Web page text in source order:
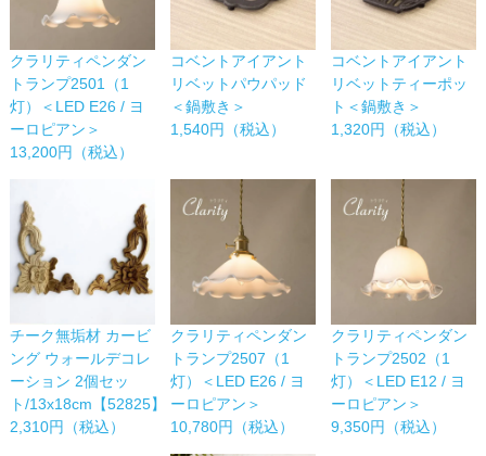
クラリティペンダン
トランプ2501（1
灯）＜LED E26 / ヨ
ーロピアン＞
13,200円（税込）
コベントアイアント
リベットパウパッド
＜鍋敷き＞
1,540円（税込）
コベントアイアント
リベットティーポッ
ト＜鍋敷き＞
1,320円（税込）
チーク無垢材 カービ
ング ウォールデコレ
ーション 2個セッ
ト/13x18cm【52825】
2,310円（税込）
クラリティペンダン
トランプ2507（1
灯）＜LED E26 / ヨ
ーロピアン＞
10,780円（税込）
クラリティペンダン
トランプ2502（1
灯）＜LED E12 / ヨ
ーロピアン＞
9,350円（税込）